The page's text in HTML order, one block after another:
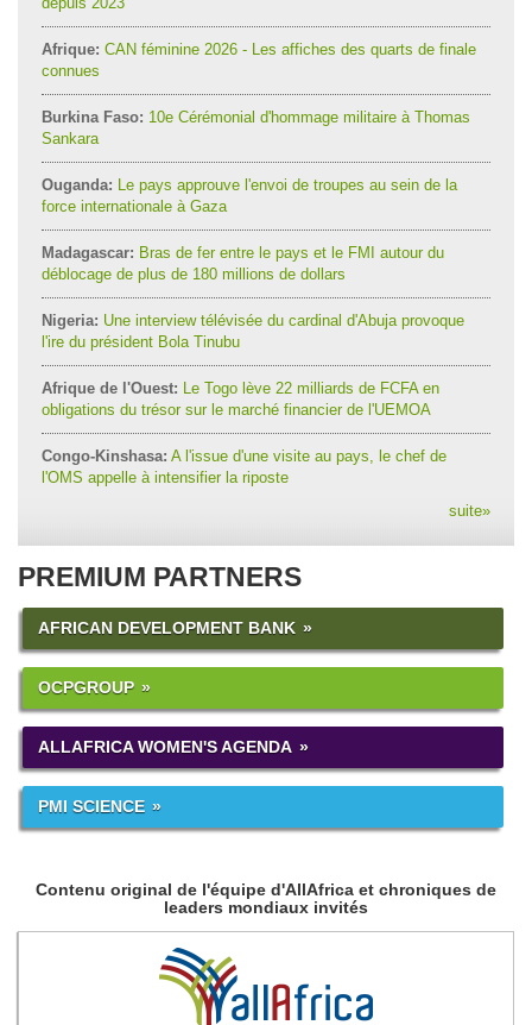
Afrique: CAN féminine 2026 - Les affiches des quarts de finale
connues
Burkina Faso: 10e Cérémonial d'hommage militaire à Thomas
Sankara
Ouganda: Le pays approuve l'envoi de troupes au sein de la
force internationale à Gaza
Madagascar: Bras de fer entre le pays et le FMI autour du
déblocage de plus de 180 millions de dollars
Nigeria: Une interview télévisée du cardinal d'Abuja provoque
l'ire du président Bola Tinubu
Afrique de l'Ouest: Le Togo lève 22 milliards de FCFA en
obligations du trésor sur le marché financier de l'UEMOA
Congo-Kinshasa: A l'issue d'une visite au pays, le chef de
l'OMS appelle à intensifier la riposte
suite»
PREMIUM PARTNERS
AFRICAN DEVELOPMENT BANK
OCPGROUP
ALLAFRICA WOMEN'S AGENDA
PMI SCIENCE
Contenu original de l'équipe d'AllAfrica et chroniques de
leaders mondiaux invités